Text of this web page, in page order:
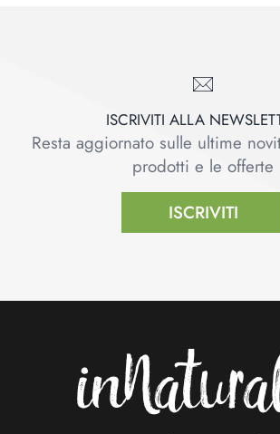
ISCRIVITI ALLA
Resta aggiornato sulle ultime
prodotti e le offerte
ISCRIVITI